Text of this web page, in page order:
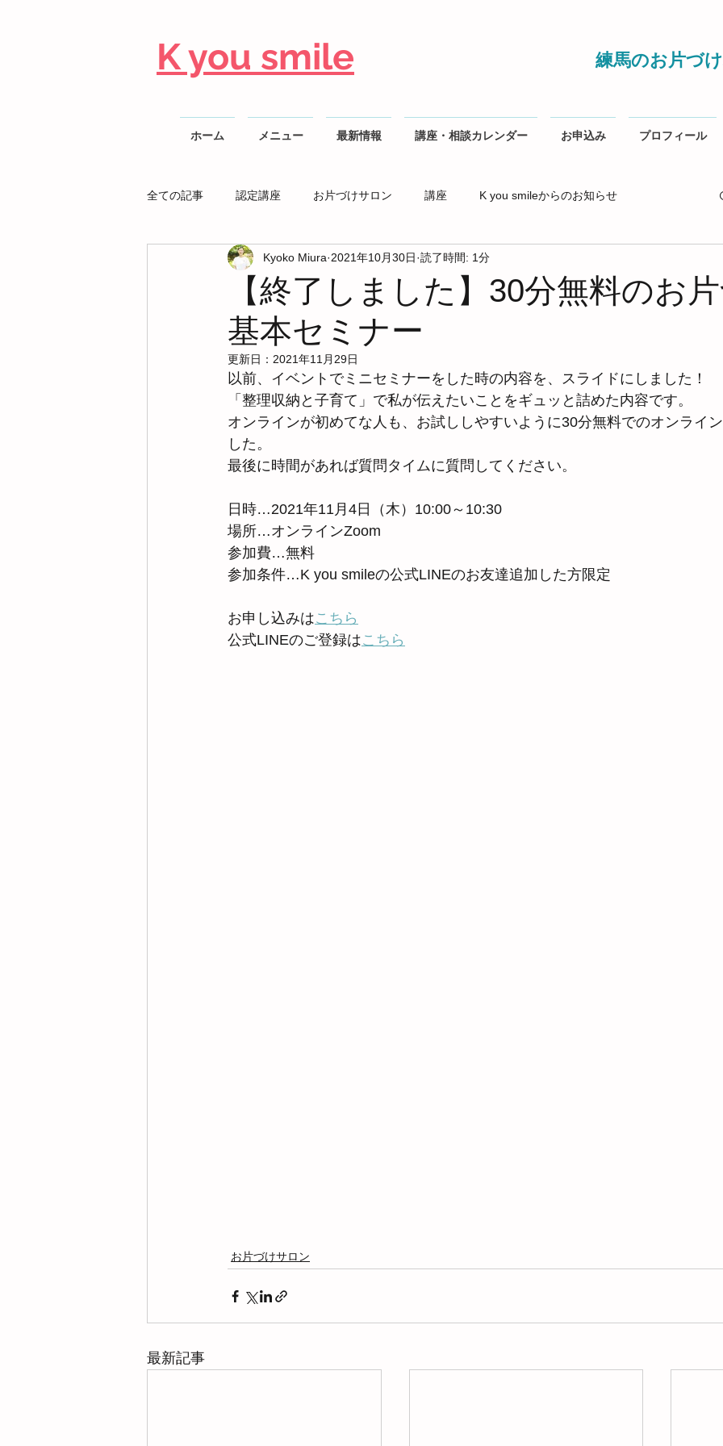
K you smile 練馬のお片づ
ホーム メニュー 最新情報 講座・相談カレンダー お申込み プロフィール
全ての記事 認定講座 お片づけサロン 講座 K you smileからのお知らせ
整理収納AD勉強会
【終了しました】30分無料のお
基本セミナー
Kyoko Miura 2021年10月30日 読了時間: 1分
更新日： 2021年11月29日
以前、イベントでミニセミナーをした時の内容を、スライドにしました！
「整理収納と子育て」で私が伝えたいことをギュッと詰めた内容です。
オンラインが初めてな人も、お試ししやすいように30分無料でのオンライ
した。
最後に時間があれば質問タイムに質問してください。
日時…2021年11月4日（木）10:00～10:30
場所…オンラインZoom
参加費…無料
参加条件…K you smileの公式LINEのお友達追加した方限定
お申し込みはこちら
公式LINEのご登録はこちら
お片づけサロン
最新記事